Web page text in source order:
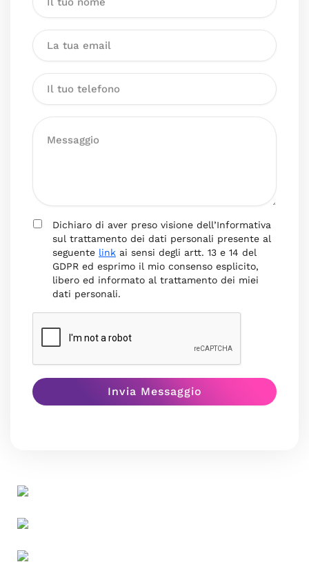
Dichiaro di aver preso visione dell’Informativa
sul trattamento dei dati personali presente al
seguente link ai sensi degli artt. 13 e 14 del
GDPR ed esprimo il mio consenso esplicito,
libero ed informato al trattamento dei miei
dati personali.